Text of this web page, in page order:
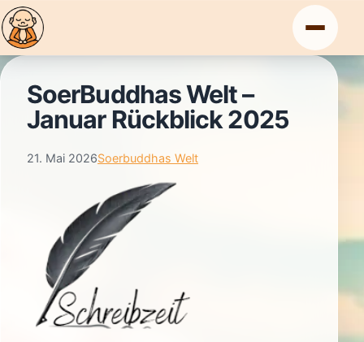
Zum
Inhalt
springen
impressum
datenschutz
SoerBuddhas Welt –
Januar Rückblick 2025
21. Mai 2026Soerbuddhas Welt